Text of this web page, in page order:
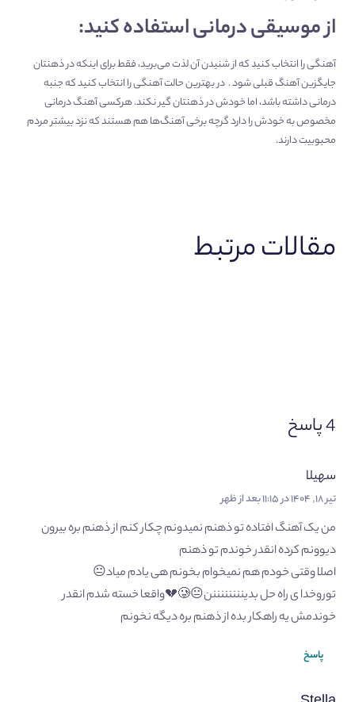
از موسیقی درمانی استفاده کنید:
آهنگی را انتخاب کنید که از شنیدن آن لذت می‌برید، فقط برای اینکه در ذهنتان
جایگزین آهنگ قبلی شود . در بهترین حالت آهنگی را انتخاب کنید که جنبه
درمانی داشته باشد، اما خودش در ذهنتان گیر نکند. هرکسی آهنگ‌ درمانی
مخصوص به خودش را دارد گرچه برخی آهنگ‌ها هم هستند که نزد بیشتر مردم
محبوبیت دارند.
مقالات مرتبط
4 پاسخ
سهیلا
تیر ۱۸, ۱۴۰۴ در ۱۱:۱۵ بعد از ظهر
من یک آهنگ افتاده تو ذهنم نمیدونم چکار کنم از ذهنم بره بیرون
دیوونم کرده انقدر خوندم تو ذهنم
اصلا وقتی خودم هم نمیخوام بخونم هی یادم میاد😐
توروخدا ی راه حل بدیننننننننن😐🥲💔واقعا خسته شدم انقدر
خوندمش یه راهکار بده از ذهنم بره دیگه نخونم
پاسخ